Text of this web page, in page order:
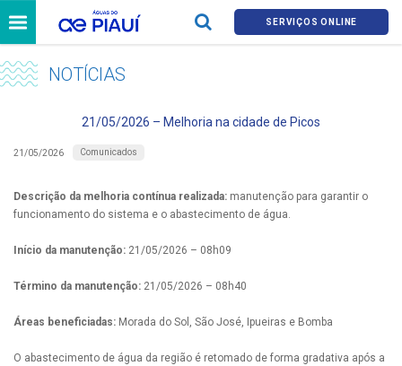
SERVIÇOS ONLINE
NOTÍCIAS
21/05/2026 – Melhoria na cidade de Picos
21/05/2026 Comunicados
Descrição da melhoria contínua realizada: manutenção para garantir o
funcionamento do sistema e o abastecimento de água.
Início da manutenção: 21/05/2026 – 08h09
Término da manutenção: 21/05/2026 – 08h40
Áreas beneficiadas: Morada do Sol, São José, Ipueiras e Bomba
O abastecimento de água da região é retomado de forma gradativa após a